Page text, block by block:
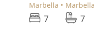
Marbella
7 7